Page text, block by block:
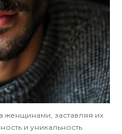
женщинами, заставляя их
и уникальность